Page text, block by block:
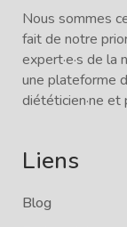
Nous sommes
fait de notre
expert·e·s de la
une plateforme
diététicien·ne et
Liens
Blog